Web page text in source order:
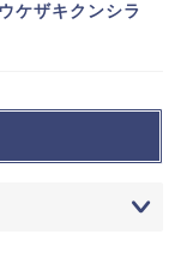
ケザキクンシラ